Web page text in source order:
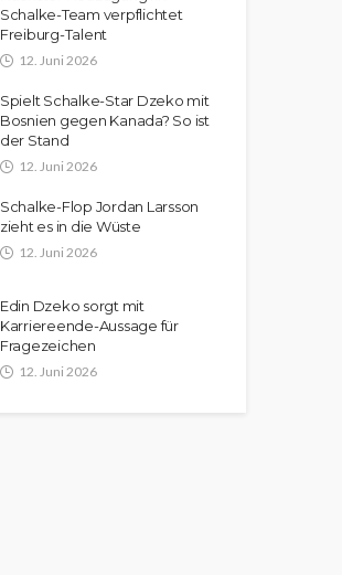
Schalke-Team verpflichtet
Freiburg-Talent
12. Juni 2026
Spielt Schalke-Star Dzeko mit
Bosnien gegen Kanada? So ist
der Stand
12. Juni 2026
Schalke-Flop Jordan Larsson
zieht es in die Wüste
12. Juni 2026
Edin Dzeko sorgt mit
Karriereende-Aussage für
Fragezeichen
12. Juni 2026